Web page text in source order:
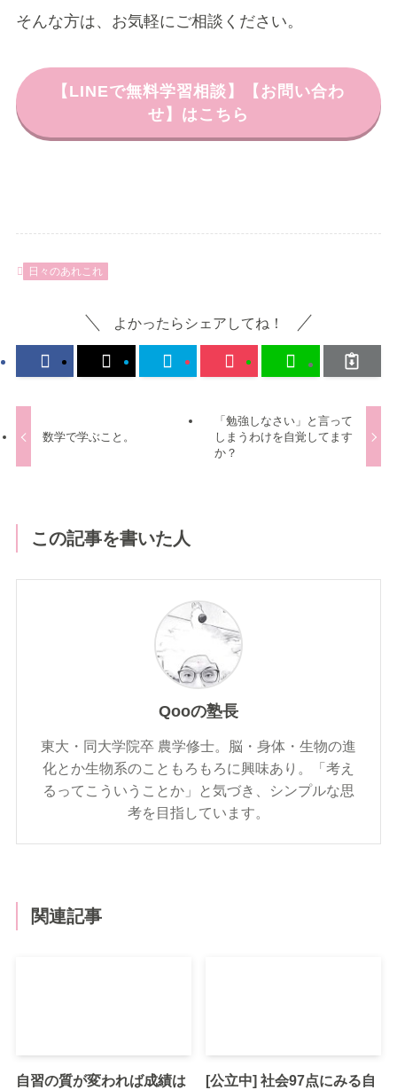
そんな方は、お気軽にご相談ください。
【LINEで無料学習相談】【お問い合わ
せ】はこちら
日々のあれこれ
よかったらシェアしてね！
数学で学ぶこと。
「勉強しなさい」と言って
しまうわけを自覚してます
か？
この記事を書いた人
Qooの塾長
東大・同大学院卒 農学修士。脳・身体・生物の進
化とか生物系のこともろもろに興味あり。「考え
るってこういうことか」と気づき、シンプルな思
考を目指しています。
関連記事
自習の質が変われば成績は
[公立中] 社会97点にみる自